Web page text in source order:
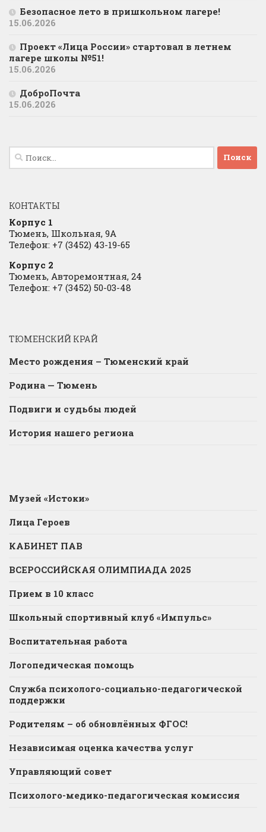
Безопасное лето в пришкольном лагере!
15.06.2026
Проект «Лица России» стартовал в летнем
лагере школы №51!
15.06.2026
ДоброПочта
15.06.2026
Найти:
КОНТАКТЫ
Корпус 1
Тюмень, Школьная, 9А
Телефон: +7 (3452) 43-19-65
Корпус 2
Тюмень, Авторемонтная, 24
Телефон: +7 (3452) 50-03-48
ТЮМЕНСКИЙ КРАЙ
Место рождения – Тюменский край
Родина — Тюмень
Подвиги и судьбы людей
История нашего региона
Музей «Истоки»
Лица Героев
КАБИНЕТ ПАВ
ВСЕРОССИЙСКАЯ ОЛИМПИАДА 2025
Прием в 10 класс
Школьный спортивный клуб «Импульс»
Воспитательная работа
Логопедическая помощь
Служба психолого-социально-педагогической
поддержки
Родителям – об обновлённых ФГОС!
Независимая оценка качества услуг
Управляющий совет
Психолого-медико-педагогическая комиссия